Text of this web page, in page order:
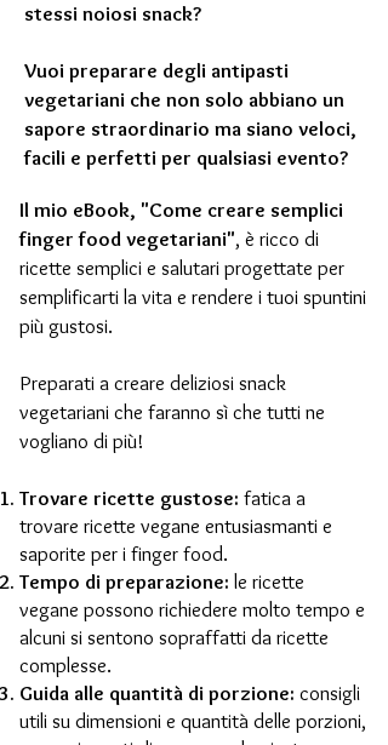
stessi noiosi snack?
Vuoi preparare degli antipasti
vegetariani che non solo abbiano un
sapore straordinario ma siano veloci,
facili e perfetti per qualsiasi evento?
Il mio eBook, "Come creare semplici
finger food vegetariani", è ricco di
ricette semplici e salutari progettate per
semplificarti la vita e rendere i tuoi spuntini
più gustosi.
Preparati a creare deliziosi snack
vegetariani che faranno sì che tutti ne
vogliano di più!​​
Trovare ricette gustose: fatica a
trovare ricette vegane entusiasmanti e
saporite per i finger food.
Tempo di preparazione: le ricette
vegane possono richiedere molto tempo e
alcuni si sentono sopraffatti da ricette
complesse.
Guida alle quantità di porzione: consigli
utili su dimensioni e quantità delle porzioni,